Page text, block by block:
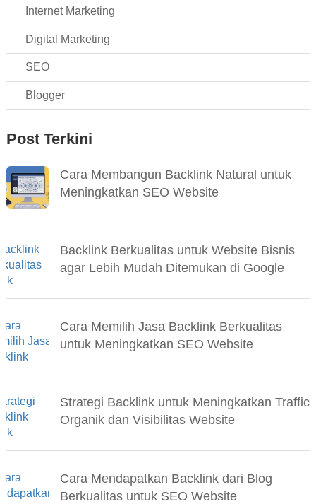
Internet Marketing
Digital Marketing
SEO
Blogger
Post Terkini
Cara Membangun Backlink Natural untuk
Meningkatkan SEO Website
Backlink Berkualitas untuk Website Bisnis
agar Lebih Mudah Ditemukan di Google
Cara Memilih Jasa Backlink Berkualitas
untuk Meningkatkan SEO Website
Strategi Backlink untuk Meningkatkan Traffic
Organik dan Visibilitas Website
Cara Mendapatkan Backlink dari Blog
Berkualitas untuk SEO Website